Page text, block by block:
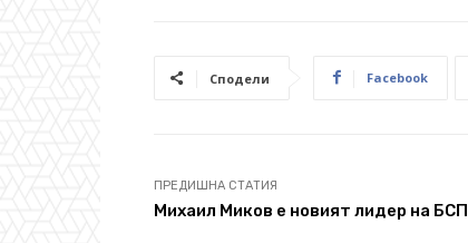
Сподели Facebook
ПРЕДИШНА СТАТИЯ
Михаил Миков е новият лидер на БСП